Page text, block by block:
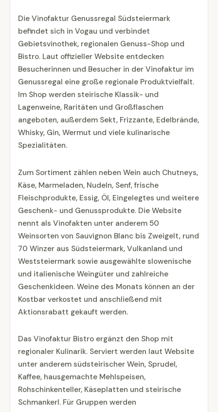
Die Vinofaktur Genussregal Südsteiermark
befindet sich in Vogau und verbindet
Gebietsvinothek, regionalen Genuss-Shop und
Bistro. Laut offizieller Website entdecken
Besucherinnen und Besucher in der Vinofaktur im
Genussregal eine große regionale Produktvielfalt.
Im Shop werden steirische Klassik- und
Lagenweine, Raritäten und Großflaschen
angeboten, außerdem Sekt, Frizzante, Edelbrände,
Whisky, Gin, Wermut und viele kulinarische
Spezialitäten.
Zum Sortiment zählen neben Wein auch Chutneys,
Käse, Marmeladen, Nudeln, Senf, frische
Fleischprodukte, Essig, Öl, Eingelegtes und weitere
Geschenk- und Genussprodukte. Die Website
nennt als Vinofakten unter anderem 50
Weinsorten von Sauvignon Blanc bis Zweigelt, rund
70 Winzer aus Südsteiermark, Vulkanland und
Weststeiermark sowie ausgewählte slowenische
und italienische Weingüter und zahlreiche
Geschenkideen. Weine des Monats können an der
Kostbar verkostet und anschließend mit
Aktionsrabatt gekauft werden.
Das Vinofaktur Bistro ergänzt den Shop mit
regionaler Kulinarik. Serviert werden laut Website
unter anderem südsteirischer Wein, Sprudel,
Kaffee, hausgemachte Mehlspeisen,
Rohschinkenteller, Käseplatten und steirische
Schmankerl. Für Gruppen werden